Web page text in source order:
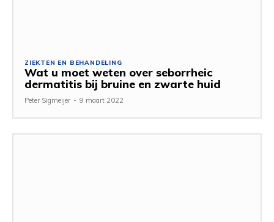
ZIEKTEN EN BEHANDELING
Wat u moet weten over seborrheic
dermatitis bij bruine en zwarte huid
Peter Sigmeijer - 9 maart 2022